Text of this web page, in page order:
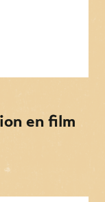
en film